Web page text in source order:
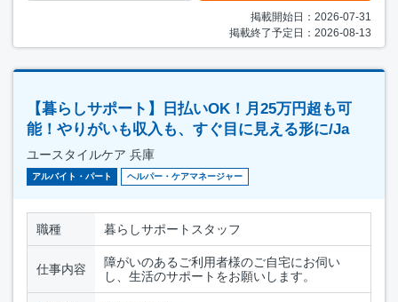
掲載開始日：2026-07-31
掲載終了予定日：2026-08-13
【暮らしサポート】日払いOK！月25万円超も可
能！やりがいも収入も、すぐ目に見える形に/Ja
ユースタイルケア 兵庫
アルバイト・パート ヘルパー・ケアマネージャー
職種 暮らしサポートスタッフ
仕事内容
障がいのあるご利用者様のご自宅にお伺い
し、生活のサポートをお願いします。